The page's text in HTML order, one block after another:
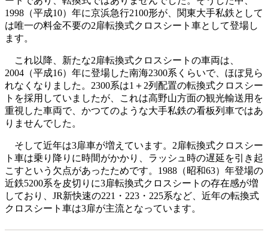
1998（平成10）年に京浜急行2100形が、関東大手私鉄として
は唯一の料金不要の2扉転換式クロスシート車として登場し
ます。
これ以降、新たな2扉転換式クロスシートの車両は、
2004（平成16）年に登場した南海2300系くらいで、ほぼ見ら
れなくなりました。2300系は1＋2列配置の転換式クロスシー
トを採用していましたが、これは高野山方面の観光輸送用を
重視した車両で、かつてのような大手私鉄の看板列車ではあ
りませんでした。
そして近年は3扉車が増えています。2扉転換式クロスシー
ト車は乗り降りに時間がかかり、ラッシュ時の遅延を引き起
こすという欠点があったためです。1988（昭和63）年登場の
近鉄5200系を皮切りに3扉転換式クロスシートの存在感が増
しており、JR新快速の221・223・225系など、近年の転換式
クロスシート車は3扉が主流となっています。